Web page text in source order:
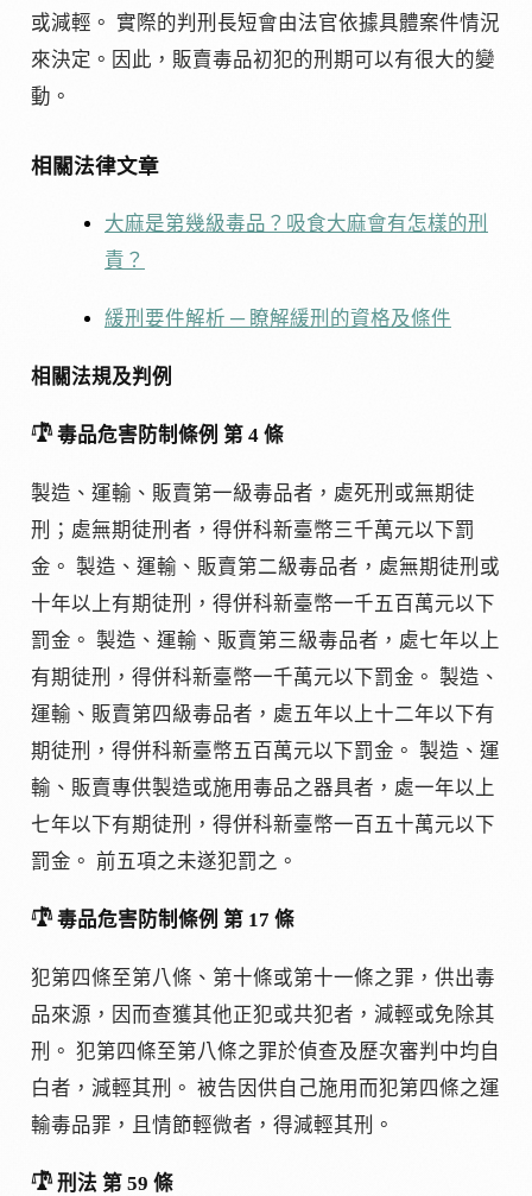
或減輕。 實際的判刑長短會由法官依據具體案件情況
來決定。因此，販賣毒品初犯的刑期可以有很大的變
動。
相關法律文章
大麻是第幾級毒品？吸食大麻會有怎樣的刑
責？
緩刑要件解析 ─ 瞭解緩刑的資格及條件
相關法規及判例
𓍝 毒品危害防制條例 第 4 條
製造、運輸、販賣第一級毒品者，處死刑或無期徒
刑；處無期徒刑者，得併科新臺幣三千萬元以下罰
金。 製造、運輸、販賣第二級毒品者，處無期徒刑或
十年以上有期徒刑，得併科新臺幣一千五百萬元以下
罰金。 製造、運輸、販賣第三級毒品者，處七年以上
有期徒刑，得併科新臺幣一千萬元以下罰金。 製造、
運輸、販賣第四級毒品者，處五年以上十二年以下有
期徒刑，得併科新臺幣五百萬元以下罰金。 製造、運
輸、販賣專供製造或施用毒品之器具者，處一年以上
七年以下有期徒刑，得併科新臺幣一百五十萬元以下
罰金。 前五項之未遂犯罰之。
𓍝 毒品危害防制條例 第 17 條
犯第四條至第八條、第十條或第十一條之罪，供出毒
品來源，因而查獲其他正犯或共犯者，減輕或免除其
刑。 犯第四條至第八條之罪於偵查及歷次審判中均自
白者，減輕其刑。 被告因供自己施用而犯第四條之運
輸毒品罪，且情節輕微者，得減輕其刑。
𓍝 刑法 第 59 條